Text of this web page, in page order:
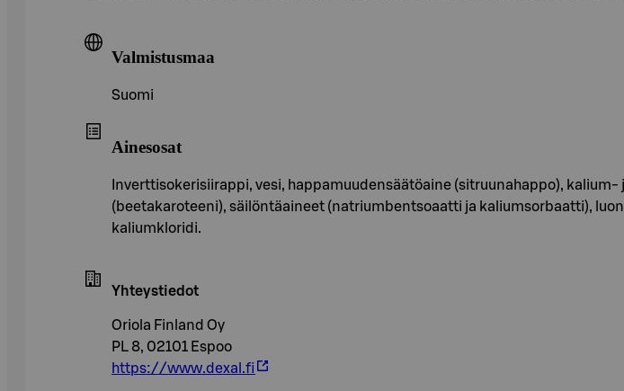
Valmistusmaa
Suomi
Ainesosat
Inverttisokerisiirappi, vesi, happamuudensäätöaine (sitruunahappo),
(beetakaroteeni), säilöntäaineet (natriumbentsoaatti ja kaliumsorbaatti),
kaliumkloridi.
Yhteystiedot
Oriola Finland Oy
PL 8, 02101 Espoo
https://www.dexal.fi